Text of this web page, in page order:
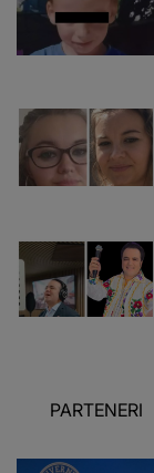
PARTENERI